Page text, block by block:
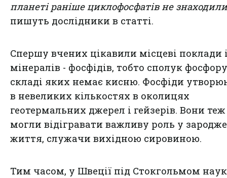
планеті раніше циклофосфатів не
пишуть дослідники в статті.
Спершу вчених цікавили місцеві поклади
мінералів - фосфідів, тобто сполук
складі яких немає кисню. Фосфіди
в невеликих кількостях в околицях
геотермальних джерел і гейзерів. Вони теж
могли відігравати важливу роль у
життя, служачи вихідною сировиною.
Тим часом, у Швеції під Стокгольмом